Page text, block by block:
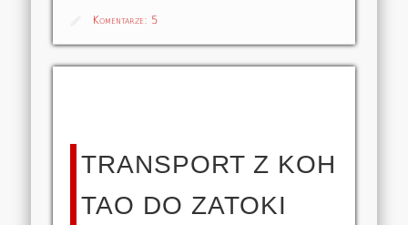
Komentarze: 5
TRANSPORT Z KOH
TAO DO ZATOKI